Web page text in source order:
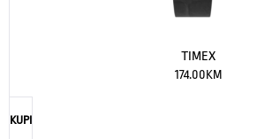
TIMEX
174.00KM
KUPI